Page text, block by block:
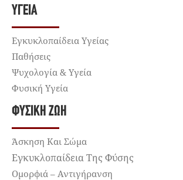
ΥΓΕΊΑ
Εγκυκλοπαίδεια Υγείας
Παθήσεις
Ψυχολογία & Υγεία
Φυσική Υγεία
ΦΥΣΙΚΉ ΖΩΉ
Άσκηση Και Σώμα
Εγκυκλοπαίδεια Της Φύσης
Ομορφιά – Αντιγήρανση